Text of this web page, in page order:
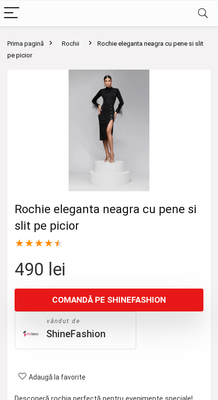
Prima pagină Rochii
Rochie eleganta neagra cu pene si slit
pe picior
Rochie eleganta neagra cu pene si
slit pe picior
★★★★★
490 lei
COMANDĂ PE SHINEFASHION
vândut de
ShineFashion
Adaugă la favorite